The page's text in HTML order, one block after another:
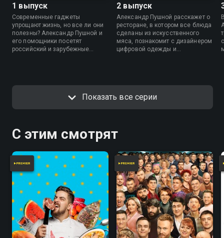
1 выпуск
Современные гаджеты
упрощают жизнь, но все ли они
полезны? Александр Пушной и
его помощники посетят
российский и зарубежные
горшок, робота-мойщика,
съедобную бумагу и умный
2 выпуск
Александр Пушной расскажет о
ресторане, в котором все блюда
сделаны из искусственного
мяса, познакомит с дизайнером
цифровой одежды и
необычного робота-
Показать все серии
С этим смотрят